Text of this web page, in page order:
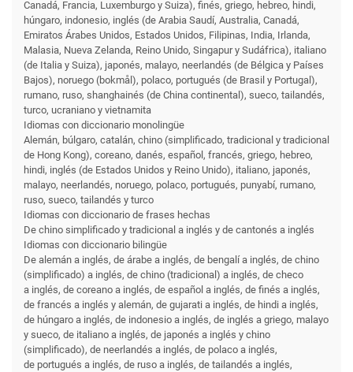
Canadá, Francia, Luxemburgo y Suiza), finés, griego, hebreo, hindi,
húngaro, indonesio, inglés (de Arabia Saudí, Australia, Canadá,
Emiratos Árabes Unidos, Estados Unidos, Filipinas, India, Irlanda,
Malasia, Nueva Zelanda, Reino Unido, Singapur y Sudáfrica), italiano
(de Italia y Suiza), japonés, malayo, neerlandés (de Bélgica y Países
Bajos), noruego (bokmål), polaco, portugués (de Brasil y Portugal),
rumano, ruso, shanghainés (de China continental), sueco, tailandés,
turco, ucraniano y vietnamita
Idiomas con diccionario monolingüe
Alemán, búlgaro, catalán, chino (simplificado, tradicional y tradicional
de Hong Kong), coreano, danés, español, francés, griego, hebreo,
hindi, inglés (de Estados Unidos y Reino Unido), italiano, japonés,
malayo, neerlandés, noruego, polaco, portugués, punyabí, rumano,
ruso, sueco, tailandés y turco
Idiomas con diccionario de frases hechas
De chino simplificado y tradicional a inglés y de cantonés a inglés
Idiomas con diccionario bilingüe
De alemán a inglés, de árabe a inglés, de bengalí a inglés, de chino
(simplificado) a inglés, de chino (tradicional) a inglés, de checo
a inglés, de coreano a inglés, de español a inglés, de finés a inglés,
de francés a inglés y alemán, de gujarati a inglés, de hindi a inglés,
de húngaro a inglés, de indonesio a inglés, de inglés a griego, malayo
y sueco, de italiano a inglés, de japonés a inglés y chino
(simplificado), de neerlandés a inglés, de polaco a inglés,
de portugués a inglés, de ruso a inglés, de tailandés a inglés,